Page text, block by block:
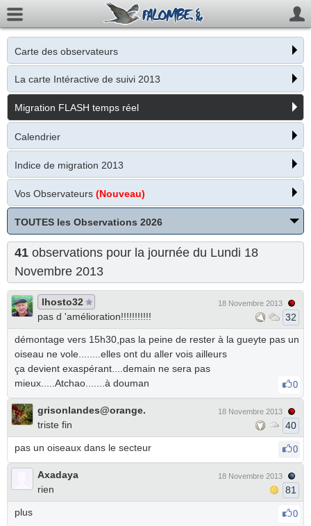
Carte des observateurs
La carte Intéractive de suivi 2013
Migration FLASH temps réel
Calendrier
Indice de migration 2013
Vos Observateurs (Nouveau)
TOUTES les Observations 2026
41 observations pour la journée du Lundi 18
Novembre 2013
lhosto32
pas d 'amélioration!!!!!!!!!!!
18 Novembre 2013
32
démontage vers 15h30,pas la peine de rester à la gueyte pas un
oiseau ne vole........elles ont du aller vois ailleurs
ça devient exaspérant....demain ne sera pas
mieux.....Atchao.......à douman
0
grisonlandes@orange.
triste fin
18 Novembre 2013
40
pas un oiseaux dans le secteur
0
Axadaya
rien
18 Novembre 2013
81
plus
0